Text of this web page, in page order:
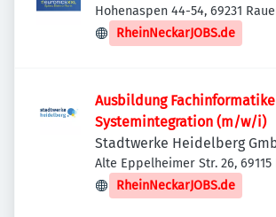
Hohenaspen 44-54, 69231
Deutschland
RheinNeckarJOBS.de
Ausbildung
Systemintegration (m/w/i)
Stadtwerke Heidelberg
Alte Eppelheimer Str. 26,
Deutschland
RheinNeckarJOBS.de